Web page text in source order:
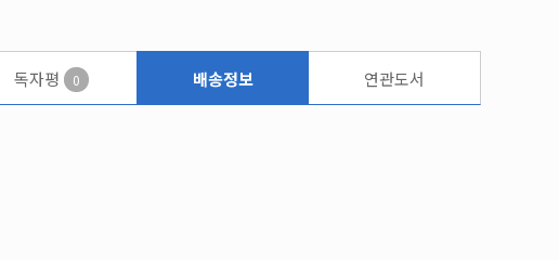
독자평 0 배송정보 연관도서